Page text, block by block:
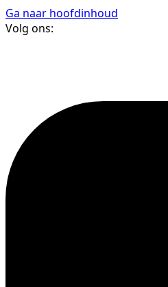
Ga naar hoofdinhoud
Volg ons: